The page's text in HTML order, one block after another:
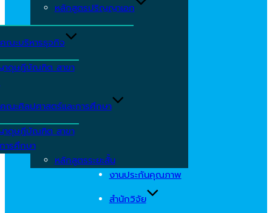
หลักสูตรปริญญาเอก
คณะบริหารธุจกิจ
ดุษฎีบัณฑิต สาขา
คณะศิลปศาสตร์และการศึกษา
ดุษฎีบัณฑิต สาขา
ารศึกษา
หลักสูตรระยะสั้น
งานประกันคุณภาพ
สำนักวิจัย